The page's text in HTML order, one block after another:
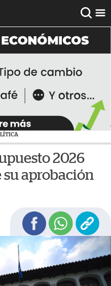
2026
aprobación